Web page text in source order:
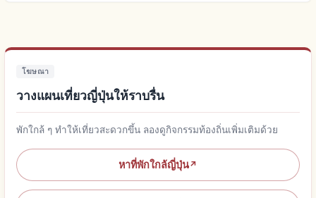
โฆษณา
วางแผนเที่ยวญี่ปุ่นให้ราบรื่น
พักใกล้ ๆ ทำให้เที่ยวสะดวกขึ้น ลองดูกิจกรรมท้องถิ่นเพิ่มเติมด้วย
หาที่พักใกล้ญี่ปุ่น↗